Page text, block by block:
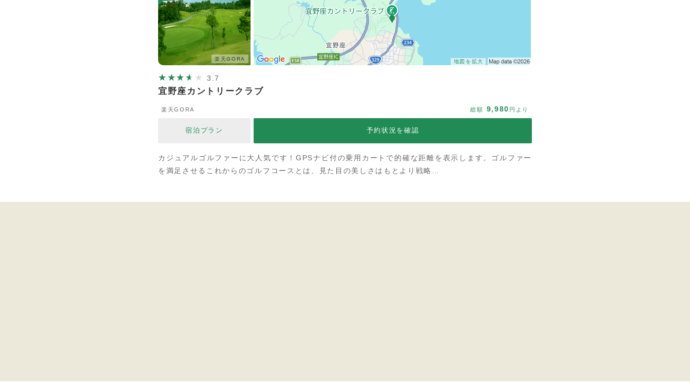
楽天GORA 地図を拡大
3.7
宜野座カントリークラブ
楽天GORA 総額 9,980 円より
宿泊プラン 予約状況を確認
カジュアルゴルファーに大人気です！GPSナビ付の乗用カートで的確な距離を表示します。ゴルファー
を満足させるこれからのゴルフコースとは、見た目の美しさはもとより戦略…